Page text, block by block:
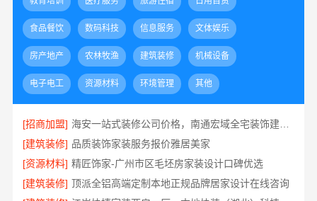
食品餐饮 数码科技 信息服务 文体娱乐
房产地产 农林牧渔 建筑装修 机械设备
电子电工 资源材料 环境管理 其他
[招商加盟]
海安一站式装修公司价格，南通宏域全宅装饰建材有限公司报价透明
[建筑装修] 品质装饰家装服务报价雅居美家
[资源材料] 精匠饰家-广州市区毛坯房家装设计口碑优选
[建筑装修] 顶派全铝高端定制本地正规品牌居家设计在线咨询